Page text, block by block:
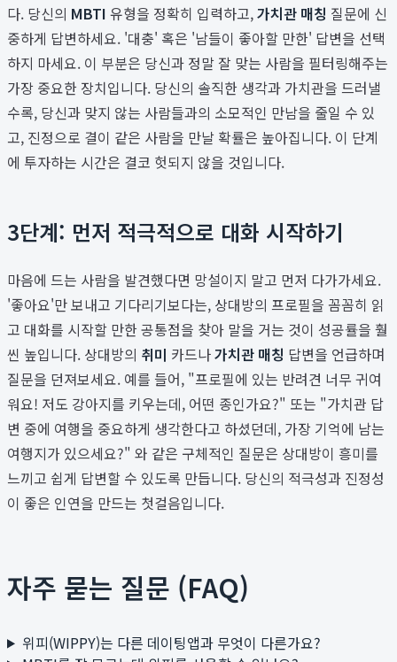
다. 당신의 MBTI 유형을 정확히 입력하고,가치관 매칭 질문에 신
중하게 답변하세요. '대충' 혹은 '남들이 좋아할 만한' 답변을 선택
하지 마세요. 이 부분은 당신과 정말 잘 맞는 사람을 필터링해주는
가장 중요한 장치입니다. 당신의 솔직한 생각과 가치관을 드러낼
수록, 당신과 맞지 않는 사람들과의 소모적인 만남을 줄일 수 있
고, 진정으로 결이 같은 사람을 만날 확률은 높아집니다. 이 단계
에 투자하는 시간은 결코 헛되지 않을 것입니다.
3단계: 먼저 적극적으로 대화 시작하기
마음에 드는 사람을 발견했다면 망설이지 말고 먼저 다가가세요.
'좋아요'만 보내고 기다리기보다는, 상대방의 프로필을 꼼꼼히 읽
고 대화를 시작할 만한 공통점을 찾아 말을 거는 것이 성공률을 훨
씬 높입니다. 상대방의 취미 카드나가치관 매칭 답변을 언급하며
질문을 던져보세요. 예를 들어, "프로필에 있는 반려견 너무 귀여
워요! 저도 강아지를 키우는데, 어떤 종인가요?" 또는 "가치관 답
변 중에 여행을 중요하게 생각한다고 하셨던데, 가장 기억에 남는
여행지가 있으세요?" 와 같은 구체적인 질문은 상대방이 흥미를
느끼고 쉽게 답변할 수 있도록 만듭니다. 당신의 적극성과 진정성
이 좋은 인연을 만드는 첫걸음입니다.
자주 묻는 질문 (FAQ)
위피(WIPPY)는 다른 데이팅앱과 무엇이 다른가요?